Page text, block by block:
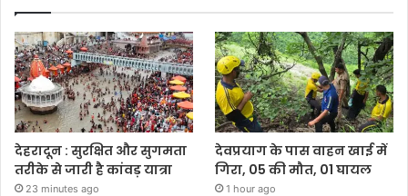
देहरादून : सुरक्षित और सुगमता
तरीके से जारी है कांवड़ यात्रा
23 minutes ago
देवप्रयाग के पास वाहन खाई में
गिरा, 05 की मौत, 01 घायल
1 hour ago